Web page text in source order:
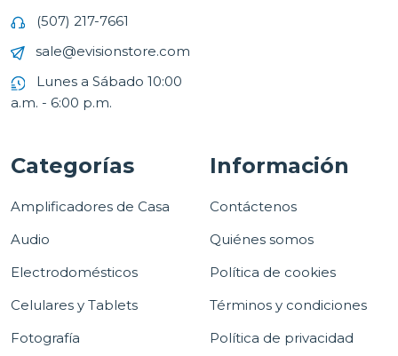
(507) 217-7661
sale@evisionstore.com
Lunes a Sábado 10:00
a.m. - 6:00 p.m.
Categorías
Amplificadores de Casa
Audio
Electrodomésticos
Celulares y Tablets
Fotografía
Información
Contáctenos
Quiénes somos
Política de cookies
Términos y condiciones
Política de privacidad